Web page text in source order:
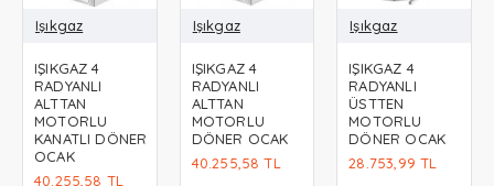
Işıkgaz
IŞIKGAZ 4
RADYANLI
ALTTAN
MOTORLU
KANATLI DÖNER
OCAK
40.255,58 TL
Işıkgaz
IŞIKGAZ 4
RADYANLI
ALTTAN
MOTORLU
DÖNER OCAK
40.255,58 TL
Işıkgaz
IŞIKGAZ 4
RADYANLI
ÜSTTEN
MOTORLU
DÖNER OCAK
28.753,99 TL